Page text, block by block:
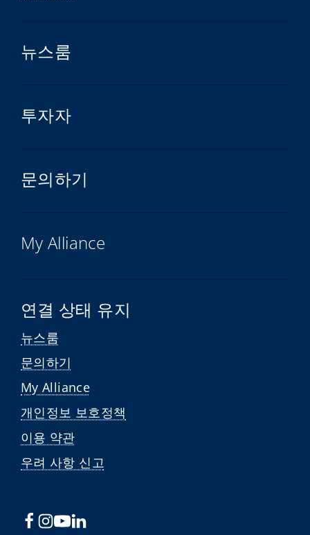
뉴스룸
투자자
문의하기
My Alliance
연결 상태 유지
뉴스룸
문의하기
My Alliance
개인정보 보호정책
이용 약관
우려 사항 신고